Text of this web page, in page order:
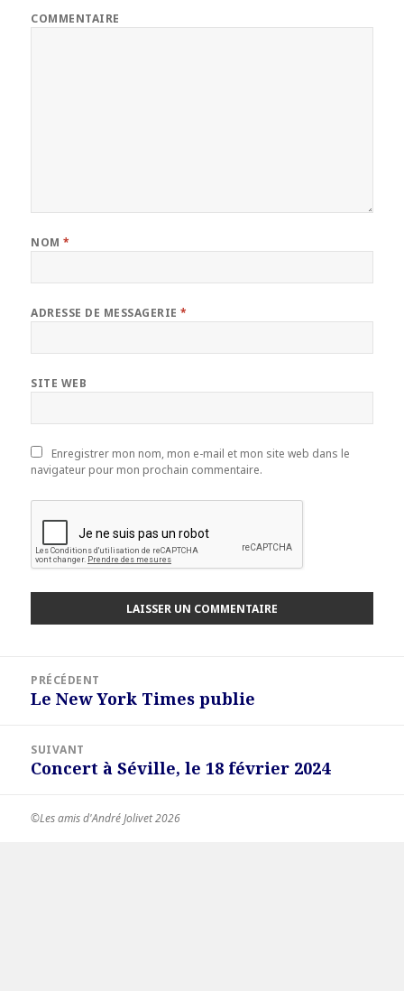
COMMENTAIRE
NOM*
ADRESSE DE MESSAGERIE*
SITE WEB
Enregistrer mon nom, mon e-mail et mon site web dans le
navigateur pour mon prochain commentaire.
l’article
PRÉCÉDENT
Article
Le New York Times publie
SUIVANT
Article
Concert à Séville, le 18 février 2024
©Les amis d'André Jolivet 2026